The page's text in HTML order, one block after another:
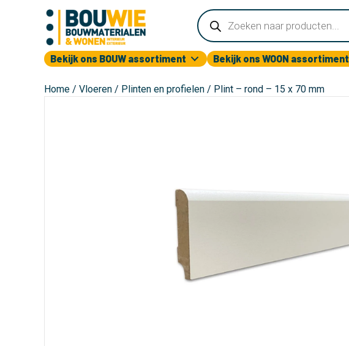
Producten
zoeken
Bekijk ons BOUW assortiment Bekijk ons WOON assortiment
Home / Vloeren / Plinten en profielen / Plint – rond – 15 x 70 mm